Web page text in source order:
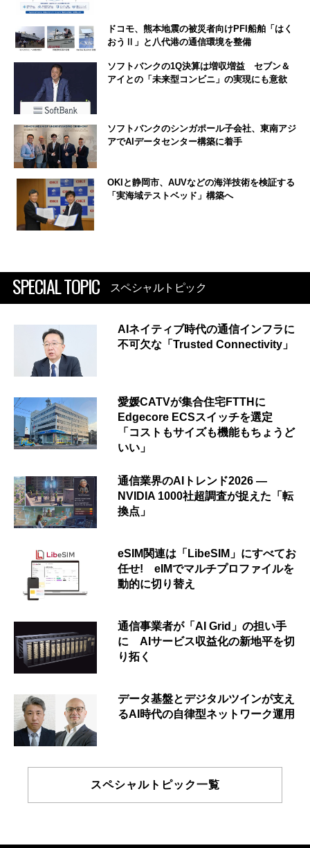
ドコモ、熊本地震の被災者向けPFI船舶「はく
おうⅡ」と八代港の通信環境を整備
ソフトバンクの1Q決算は増収増益 セブン＆
アイとの「未来型コンビニ」の実現にも意欲
ソフトバンクのシンガポール子会社、東南アジ
アでAIデータセンター構築に着手
OKIと静岡市、AUVなどの海洋技術を検証する
「実海域テストベッド」構築へ
SPECIAL TOPIC スペシャルトピック
AIネイティブ時代の通信インフラに
不可欠な「Trusted Connectivity」
愛媛CATVが集合住宅FTTHに
Edgecore ECSスイッチを選定
「コストもサイズも機能もちょうど
いい」
通信業界のAIトレンド2026 ―
NVIDIA 1000社超調査が捉えた「転
換点」
eSIM関連は「LibeSIM」にすべてお
任せ! eIMでマルチプロファイルを
動的に切り替え
通信事業者が「AI Grid」の担い手
に AIサービス収益化の新地平を切
り拓く
データ基盤とデジタルツインが支え
るAI時代の自律型ネットワーク運用
スペシャルトピック一覧